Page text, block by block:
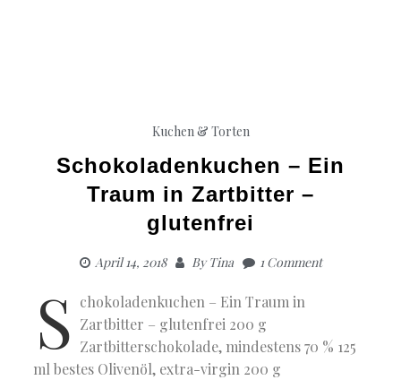
Kuchen & Torten
Schokoladenkuchen – Ein
Traum in Zartbitter –
glutenfrei
April 14, 2018 ByTina 1 Comment
S chokoladenkuchen – Ein Traum in
Zartbitter – glutenfrei 200 g
Zartbitterschokolade, mindestens 70 % 125
ml bestes Olivenöl, extra-virgin 200 g